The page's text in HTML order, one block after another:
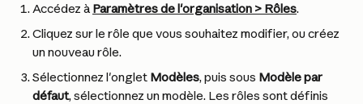
Accédez à Paramètres de l'organisation > Rôles.
Cliquez sur le rôle que vous souhaitez modifier, ou créez
un nouveau rôle.
Sélectionnez l'onglet Modèles, puis sous Modèle par
défaut, sélectionnez un modèle. Les rôles sont définis